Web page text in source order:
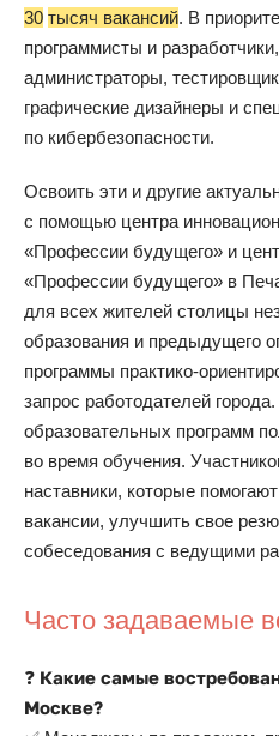
30 тысяч вакансий. В
программисты и
администраторы,
графические дизайнеры и
по кибербезопасности.
Освоить эти и другие
с помощью центра
«Профессии будущего» и
«Профессии будущего» в
для всех жителей столицы
образования и предыдущего
программы практико-
запрос работодателей
образовательных программ
во время обучения.
наставники, которые
вакансии, улучшить свое
собеседования с ведущими
Часто задаваемые
❓ Какие самые
Москве?